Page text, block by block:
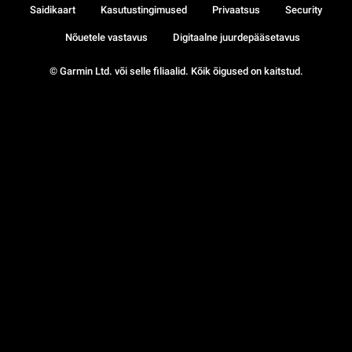
© Garmin Ltd. või selle filiaalid. Kõik õigused on kaitstud.
Saidikaart Kasutustingimused Privaatsus Security
Nõuetele vastavus Digitaalne juurdepääsetavus